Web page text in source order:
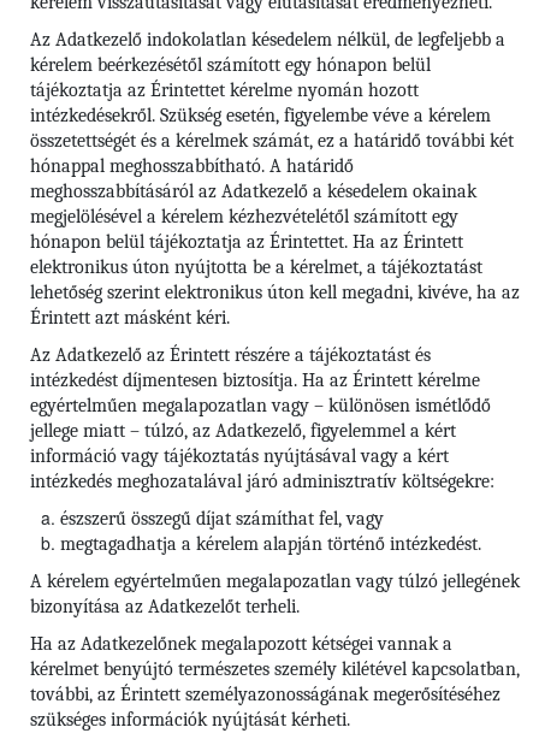
Az Adatkezelő indokolatlan késedelem nélkül, de legfeljebb a
kérelem beérkezésétől számított egy hónapon belül
tájékoztatja az Érintettet kérelme nyomán hozott
intézkedésekről. Szükség esetén, figyelembe véve a kérelem
összetettségét és a kérelmek számát, ez a határidő további két
hónappal meghosszabbítható. A határidő
meghosszabbításáról az Adatkezelő a késedelem okainak
megjelölésével a kérelem kézhezvételétől számított egy
hónapon belül tájékoztatja az Érintettet. Ha az Érintett
elektronikus úton nyújtotta be a kérelmet, a tájékoztatást
lehetőség szerint elektronikus úton kell megadni, kivéve, ha az
Érintett azt másként kéri.
Az Adatkezelő az Érintett részére a tájékoztatást és
intézkedést díjmentesen biztosítja. Ha az Érintett kérelme
egyértelműen megalapozatlan vagy – különösen ismétlődő
jellege miatt – túlzó, az Adatkezelő, figyelemmel a kért
információ vagy tájékoztatás nyújtásával vagy a kért
intézkedés meghozatalával járó adminisztratív költségekre:
észszerű összegű díjat számíthat fel, vagy
megtagadhatja a kérelem alapján történő intézkedést.
A kérelem egyértelműen megalapozatlan vagy túlzó jellegének
bizonyítása az Adatkezelőt terheli.
Ha az Adatkezelőnek megalapozott kétségei vannak a
kérelmet benyújtó természetes személy kilétével kapcsolatban,
további, az Érintett személyazonosságának megerősítéséhez
szükséges információk nyújtását kérheti.